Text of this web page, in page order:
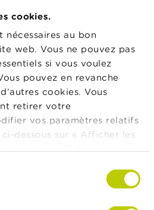
cookies.
nécessaires au bon
web. Vous ne pouvez pas
si vous voulez
pouvez en revanche
cookies. Vous
retirer votre
vos paramètres relatifs
dessous sur « Afficher les
intégralité
un responsable anti-
mon entreprise
(agent (lié) en
et d'investissement et en
crédit)?
mon entreprise
agent)?
ma liste de prêteurs
supprimer mes entreprises